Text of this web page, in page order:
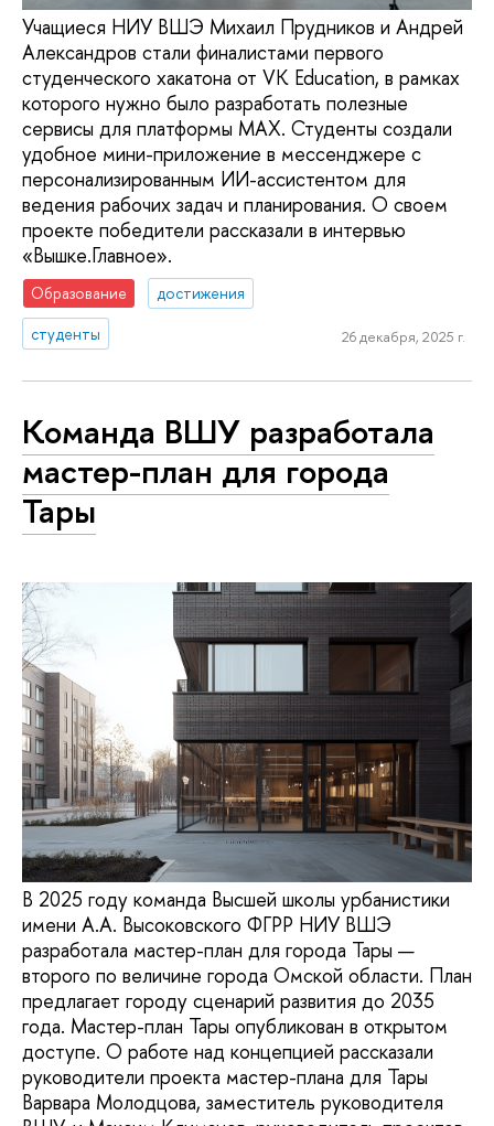
Учащиеся НИУ ВШЭ Михаил Прудников и Андрей
Александров стали финалистами первого
студенческого хакатона от VK Education, в рамках
которого нужно было разработать полезные
сервисы для платформы MAX. Студенты создали
удобное мини-приложение в мессенджере с
персонализированным ИИ-ассистентом для
ведения рабочих задач и планирования. О своем
проекте победители рассказали в интервью
«Вышке.Главное».
Образование
достижения
студенты
26 декабря, 2025 г.
Команда ВШУ разработала
мастер-план для города
Тары
В 2025 году команда Высшей школы урбанистики
имени А.А. Высоковского ФГРР НИУ ВШЭ
разработала мастер-план для города Тары —
второго по величине города Омской области. План
предлагает городу сценарий развития до 2035
года. Мастер-план Тары опубликован в открытом
доступе. О работе над концепцией рассказали
руководители проекта мастер-плана для Тары
Варвара Молодцова, заместитель руководителя